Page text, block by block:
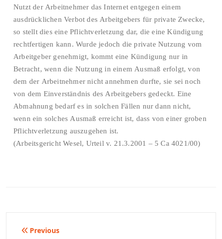
Nutzt der Arbeitnehmer das Internet entgegen einem
ausdrücklichen Verbot des Arbeitgebers für private Zwecke,
so stellt dies eine Pflichtverletzung dar, die eine Kündigung
rechtfertigen kann. Wurde jedoch die private Nutzung vom
Arbeitgeber genehmigt, kommt eine Kündigung nur in
Betracht, wenn die Nutzung in einem Ausmaß erfolgt, von
dem der Arbeitnehmer nicht annehmen durfte, sie sei noch
von dem Einverständnis des Arbeitgebers gedeckt. Eine
Abmahnung bedarf es in solchen Fällen nur dann nicht,
wenn ein solches Ausmaß erreicht ist, dass von einer groben
Pflichtverletzung auszugehen ist.
(Arbeitsgericht Wesel, Urteil v. 21.3.2001 – 5 Ca 4021/00)
Beitragsnavigation
Previous